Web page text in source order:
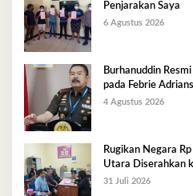
Penjarakan Saya
6 Agustus 2026
Burhanuddin
pada Febrie
4 Agustus 2026
Rugikan Negara
Utara Diserahkan
31 Juli 2026